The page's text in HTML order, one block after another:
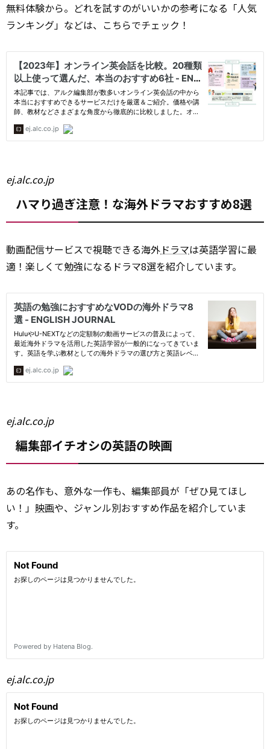
無料体験から。どれを試すのがいいかの参考になる「人気
ランキング」などは、こちらでチェック！
ej.alc.co.jp
ハマり過ぎ注意！な海外ドラマおすすめ8選
動画配信サービスで視聴できる海外ドラマは英語学習に最
適！楽しくて勉強になるドラマ8選を紹介しています。
ej.alc.co.jp
編集部イチオシの英語の映画
あの名作も、意外な一作も、編集部員が「ぜひ見てほし
い！」 映画や、ジャンル別おすすめ作品を紹介していま
す。
ej.alc.co.jp